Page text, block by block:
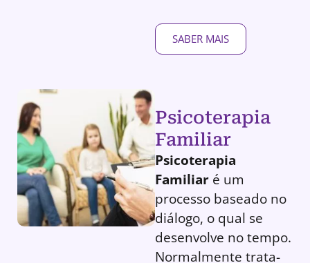
SABER MAIS
Psicoterapia
Familiar
Psicoterapia
Familiar é um
processo baseado no
diálogo, o qual se
desenvolve no tempo.
Normalmente trata-